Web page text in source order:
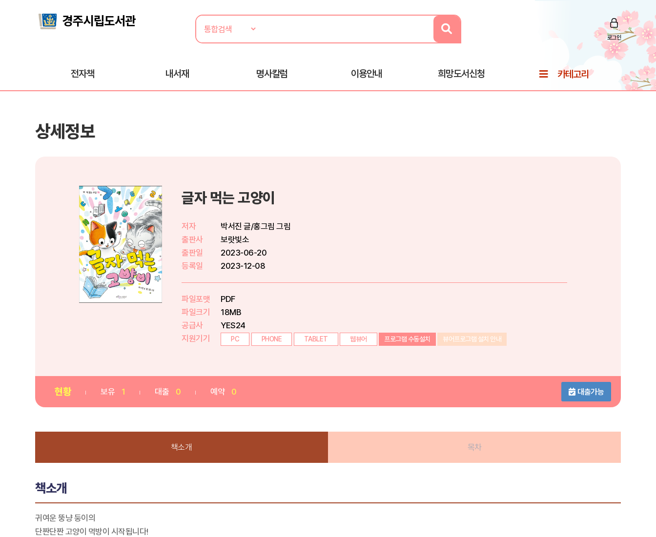
로그인
전자책 내서재 명사칼럼 이용안내 희망도서신청 카테고리
상세정보
글자 먹는 고양이
저자
박서진 글/홍그림 그림
출판사
보랏빛소
출판일
2023-06-20
등록일
2023-12-08
파일포맷
PDF
파일크기
18MB
공급사
YES24
지원기기
PC PHONE TABLET 웹뷰어 프로그램 수동설치 뷰어프로그램 설치 안내
현황 보유 1 대출 0 예약 0 대출가능
책소개 목차
책소개
귀여운 뚱냥 둥이의
단짠단짠 고양이 먹방이 시작됩니다!